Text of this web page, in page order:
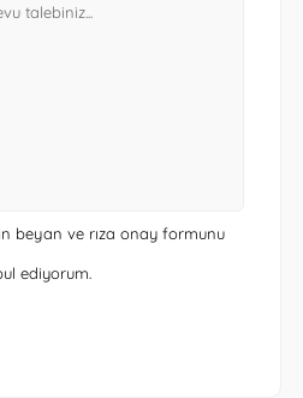
beyan ve rıza onay formunu
ediyorum.